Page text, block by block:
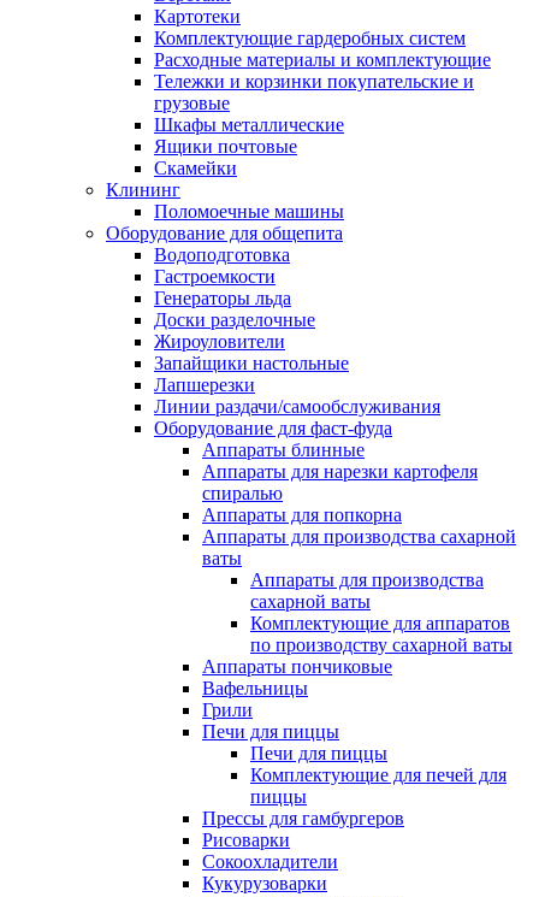
Картотеки
Комплектующие гардеробных систем
Расходные материалы и комплектующие
Тележки и корзинки покупательские и
грузовые
Шкафы металлические
Ящики почтовые
Скамейки
Клининг
Поломоечные машины
Оборудование для общепита
Водоподготовка
Гастроемкости
Генераторы льда
Доски разделочные
Жироуловители
Запайщики настольные
Лапшерезки
Линии раздачи/самообслуживания
Оборудование для фаст-фуда
Аппараты блинные
Аппараты для нарезки картофеля
спиралью
Аппараты для попкорна
Аппараты для производства сахарной
ваты
Аппараты для производства
сахарной ваты
Комплектующие для аппаратов
по производству сахарной ваты
Аппараты пончиковые
Вафельницы
Грили
Печи для пиццы
Печи для пиццы
Комплектующие для печей для
пиццы
Прессы для гамбургеров
Рисоварки
Сокоохладители
Кукурузоварки